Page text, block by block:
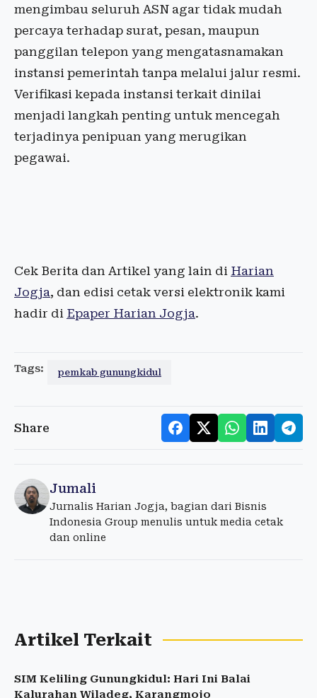
mengimbau seluruh ASN agar tidak mudah
percaya terhadap surat, pesan, maupun
panggilan telepon yang mengatasnamakan
instansi pemerintah tanpa melalui jalur resmi.
Verifikasi kepada instansi terkait dinilai
menjadi langkah penting untuk mencegah
terjadinya penipuan yang merugikan
pegawai.
Cek Berita dan Artikel yang lain di Harian
Jogja, dan edisi cetak versi elektronik kami
hadir di Epaper Harian Jogja.
Tags: pemkab gunungkidul
Share
Jumali
Jurnalis Harian Jogja, bagian dari Bisnis
Indonesia Group menulis untuk media cetak
dan online
Artikel Terkait
SIM Keliling Gunungkidul: Hari Ini Balai
Kalurahan Wiladeg, Karangmojo